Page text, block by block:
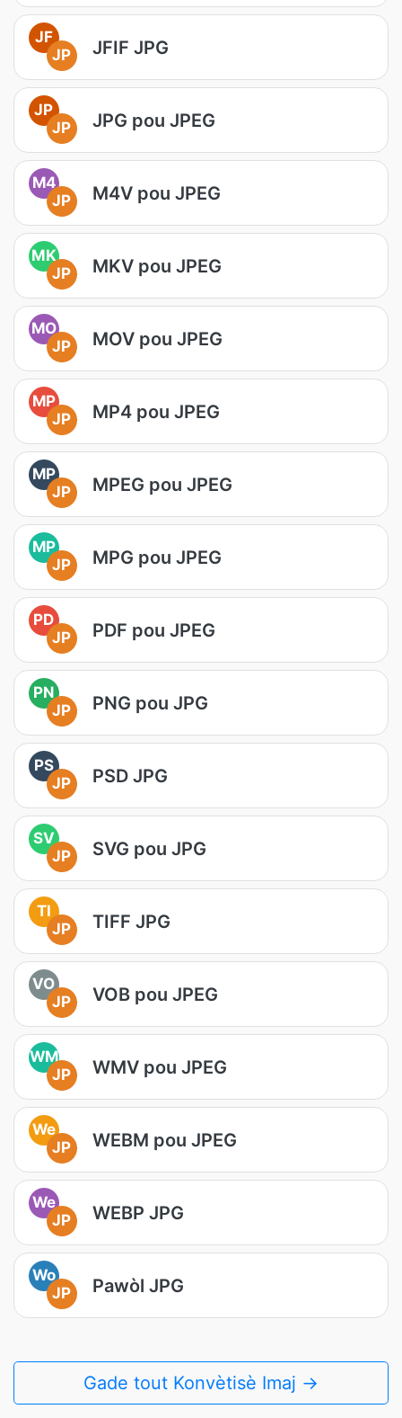
JF
JP
JFIF JPG
JP
JP
JPG pou JPEG
M4
JP
M4V pou JPEG
MK
JP
MKV pou JPEG
MO
JP
MOV pou JPEG
MP
JP
MP4 pou JPEG
MP
JP
MPEG pou JPEG
MP
JP
MPG pou JPEG
PD
JP
PDF pou JPEG
PN
JP
PNG pou JPG
PS
JP
PSD JPG
SV
JP
SVG pou JPG
TI
JP
TIFF JPG
VO
JP
VOB pou JPEG
WM
JP
WMV pou JPEG
We
JP
WEBM pou JPEG
We
JP
WEBP JPG
Wo
JP
Pawòl JPG
Gade tout Konvètisè Imaj →